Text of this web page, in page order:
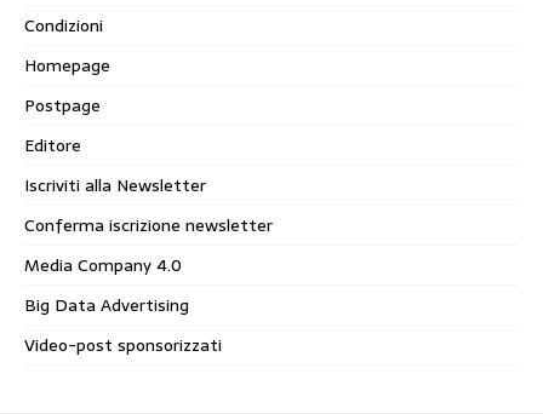
Condizioni
Homepage
Postpage
Editore
Iscriviti alla Newsletter
Conferma iscrizione newsletter
Media Company 4.0
Big Data Advertising
Video-post sponsorizzati